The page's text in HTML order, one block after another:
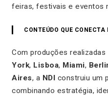
feiras, festivais e eventos
CONTEÚDO QUE
Com produções
York, Lisboa, Miami,
Aires, a NDI construiu um
combinando estratégia,